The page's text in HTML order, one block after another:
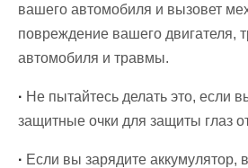
вашего автомобиля и вызовет
повреждение вашего двигателя,
автомобиля и травмы.
· Не пытайтесь делать это, если
защитные очки для защиты глаз
· Если вы зарядите аккумулятор,